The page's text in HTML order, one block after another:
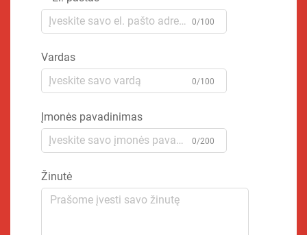
0/100
Vardas
0/100
Įmonės pavadinimas
0/200
Žinutė